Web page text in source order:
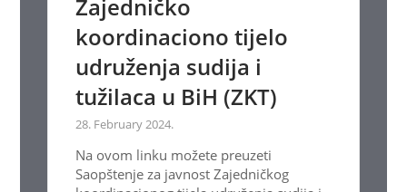
Zajedničko
koordinaciono tijelo
udruženja sudija i
tužilaca u BiH (ZKT)
28. February 2024.
Na ovom linku možete preuzeti
Saopštenje za javnost Zajedničkog